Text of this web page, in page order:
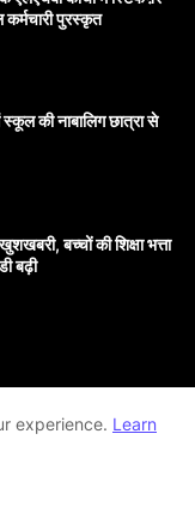
पुरस्कृत
की नाबालिग छात्रा से
बच्चों की शिक्षा भत्ता
बढ़ी
Disclaimer
experience. Learn